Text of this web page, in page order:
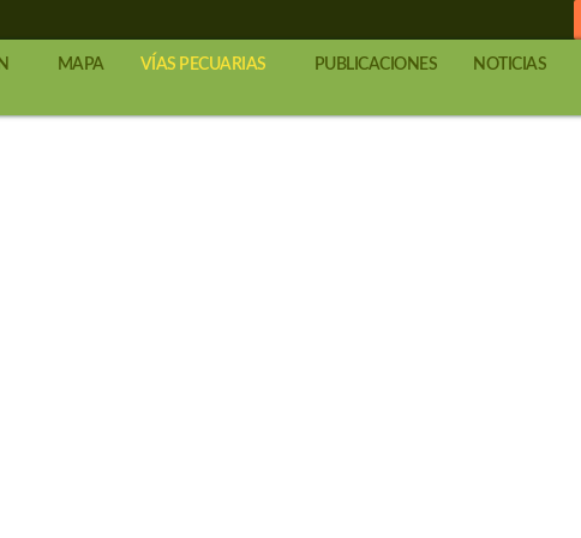
MAPA VÍAS PECUARIAS PUBLICACIONES NOTICIAS